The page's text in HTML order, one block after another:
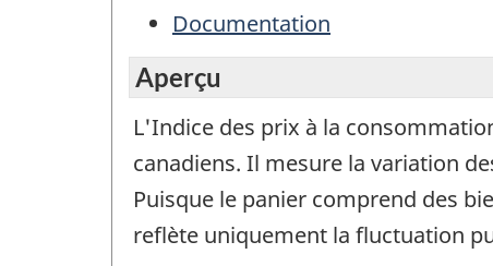
Documentation
Aperçu
L'Indice des prix à la
canadiens. Il mesure la variation
Puisque le panier comprend des
reflète uniquement la fluctuation